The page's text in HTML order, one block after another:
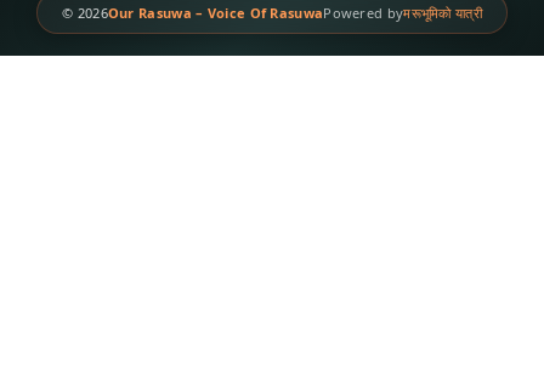
© 2026Our Rasuwa – Voice Of RasuwaPowered byमरूभूमिको यात्री